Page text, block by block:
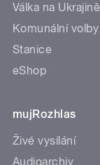
Válka na Ukrajině
Komunální volby
Stanice
eShop
mujRozhlas
Živé vysílání
Audioarchiv